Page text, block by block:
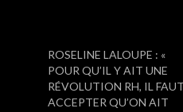
ROSELINE LALOUPE : «
POUR QU’IL Y AIT UNE
RÉVOLUTION RH, IL FAUT
ACCEPTER QU’ON AIT